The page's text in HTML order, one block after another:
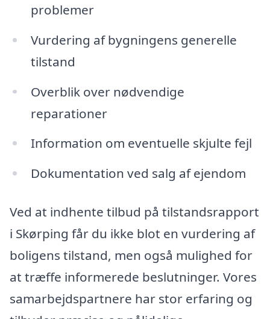
problemer
Vurdering af bygningens generelle
tilstand
Overblik over nødvendige
reparationer
Information om eventuelle skjulte fejl
Dokumentation ved salg af ejendom
Ved at indhente tilbud på tilstandsrapport
i Skørping får du ikke blot en vurdering af
boligens tilstand, men også mulighed for
at træffe informerede beslutninger. Vores
samarbejdspartnere har stor erfaring og